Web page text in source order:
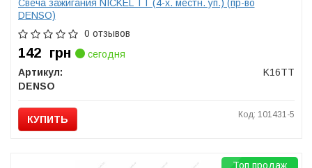
Свеча зажигания NICKEL TT (4-х. местн. уп.) (пр-во
DENSO)
0 отзывов
142 грн
сегодня
Артикул:
K16TT
DENSO
КУПИТЬ Код: 101431-5
Топ продаж